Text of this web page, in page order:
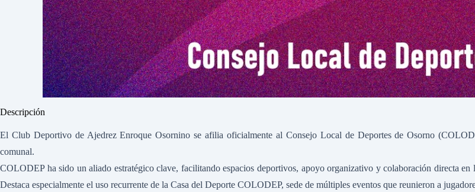
Descripción
El Club Deportivo de Ajedrez Enroque Osornino se afilia oficialmente al Consejo Local de Deportes de Osorno
comunal.
COLODEP ha sido un aliado estratégico clave, facilitando espacios deportivos, apoyo organizativo y colaboración directa
Destaca especialmente el uso recurrente de la Casa del Deporte COLODEP, sede de múltiples eventos que reunieron a